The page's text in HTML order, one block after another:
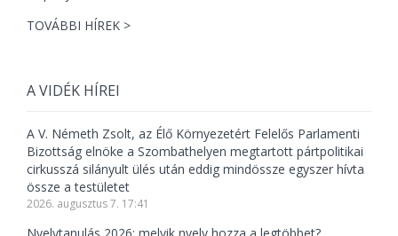
TOVÁBBI HÍREK >
A VIDÉK HÍREI
A V. Németh Zsolt, az Élő Környezetért Felelős Parlamenti
Bizottság elnöke a Szombathelyen megtartott pártpolitikai
cirkusszá silányult ülés után eddig mindössze egyszer hívta
össze a testületet
2026. augusztus 7. 17:41